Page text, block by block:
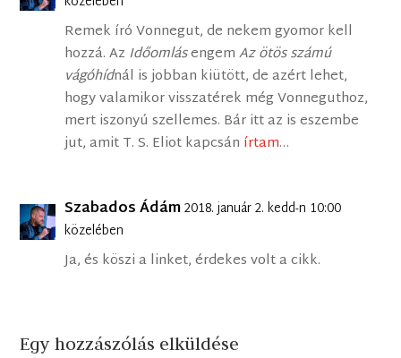
Remek író Vonnegut, de nekem gyomor kell
hozzá. Az IdőomlásengemAz ötös számú
vágóhídnál is jobban kiütött, de azért lehet,
hogy valamikor visszatérek még Vonneguthoz,
mert iszonyú szellemes. Bár itt az is eszembe
jut, amit T. S. Eliot kapcsán írtam…
Szabados Ádám2018. január 2. kedd-n 10:00
közelében
Ja, és köszi a linket, érdekes volt a cikk.
Egy hozzászólás elküldése